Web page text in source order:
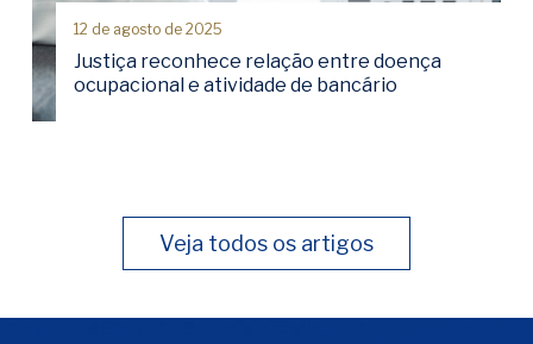
12 de agosto de 2025
Justiça reconhece relação entre doença
ocupacional e atividade de bancário
Veja todos os artigos